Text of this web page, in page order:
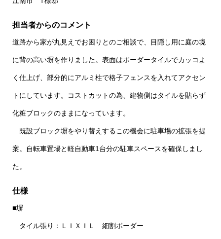
担当者からのコメント
道路から家が丸見えでお困りとのご相談で、目隠し用に庭の境
に背の高い塀を作りました。表面はボーダータイルでカッコよ
く仕上げ、部分的にアルミ柱で格子フェンスを入れてアクセン
トにしています。コストカットの為、建物側はタイルを貼らず
化粧ブロックのままになっています。
既設ブロック塀をやり替えするこの機会に駐車場の拡張を提
案。自転車置場と軽自動車1台分の駐車スペースを確保しまし
た。
仕様
■塀
タイル張り：ＬＩＸＩＬ 細割ボーダー